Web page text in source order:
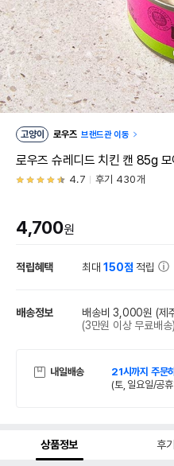
고양이 로우즈 브랜드관 이동
로우즈 슈레디드 치킨 캔 85g 모
4.7 후기 430개
4,700원
적립혜택 최대150점 적립
배송정보 배송비 3,000원 (제
(3만원 이상 무료배송)
내일배송 21시까지 주문
(토, 일요일/공
상품정보 후기